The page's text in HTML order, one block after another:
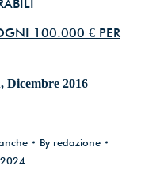
100.000 € PER
Dicembre 2016
By redazione